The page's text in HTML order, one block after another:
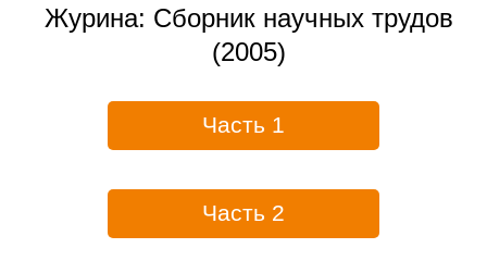
Журина: Сборник научных трудов
(2005)
Часть 1
Часть 2